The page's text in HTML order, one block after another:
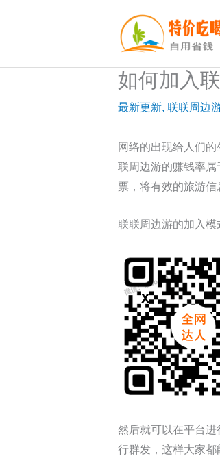
容
如何加入
最新更新, 联联周边
网络的出现给人们
联周边游的赚钱率
票，将有效的旅游信
联联周边游的加入模
然后就可以在平台
行群发，这样大家